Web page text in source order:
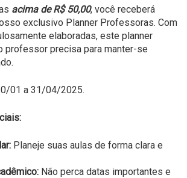
acima de R$ 50,00, você receberá
exclusivo Planner Professoras. Com
elaboradas, este planner
professor precisa para manter-se
01 a 31/04/2025.
Planeje suas aulas de forma clara e
Não perca datas importantes e